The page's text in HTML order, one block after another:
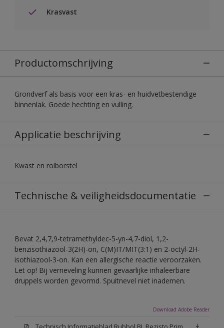
Krasvast
Productomschrijving
Grondverf als basis voor een kras- en huidvetbestendige
binnenlak. Goede hechting en vulling.
Applicatie beschrijving
Kwast en rolborstel
Technische & veiligheidsdocumentatie
Bevat 2,4,7,9-tetramethyldec-5-yn-4,7-diol, 1,2-
benzisothiazool-3(2H)-on, C(M)IT/MIT(3:1) en 2-octyl-2H-
isothiazool-3-on. Kan een allergische reactie veroorzaken.
Let op! Bij verneveling kunnen gevaarlijke inhaleerbare
druppels worden gevormd. Spuitnevel niet inademen.
Download Adobe Reader